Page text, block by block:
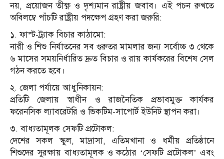
নয়, প্রয়োজন তীক্ষ্ণ ও দৃশ্যমান রাষ্ট্রীয় জবাব। এই পচন রুখতে
অবিলম্বে পাঁচটি রাষ্ট্রীয় পদক্ষেপ গ্রহণ করা জরুরি:
১. ফাস্ট-ট্র্যাক বিচার কাঠামো:
নারী ও শিশু নির্যাতনের সব গুরুতর মামলার জন্য সর্বোচ্চ ৩ থেকে
৬ মাসের সময়নির্ধারিত দ্রুত বিচার ও রায় কার্যকরের বিশেষ সেল
গঠন করতে হবে।
২. জেলা পর্যায়ে আধুনিকায়ন:
প্রতিটি জেলায় স্বাধীন ও রাজনৈতিক প্রভাবমুক্ত কার্যকর
ফরেনসিক ল্যাবরেটরি ও ভিকটিম-সাপোর্ট ইউনিট স্থাপন করা।
৩. বাধ্যতামূলক সেফটি প্রটোকল:
দেশের সকল স্কুল, মাদ্রাসা, এতিমখানা ও ধর্মীয় প্রতিষ্ঠানে
শিশুদের সুরক্ষায় বাধ্যতামূলক ও কঠোর ‘সেফটি প্রটোকল’ এবং